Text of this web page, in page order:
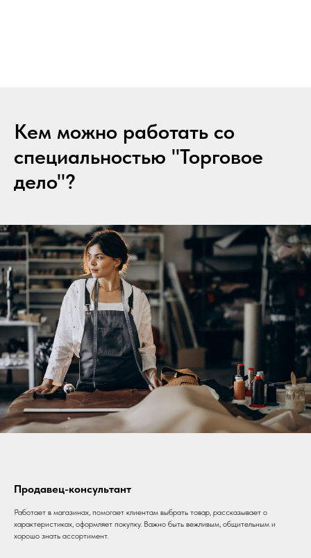
Кем можно работать со
специальностью "Торговое
дело"?
Продавец-консультант
Работает в магазинах, помогает клиентам выбрать товар, рассказывает о
характеристиках, оформляет покупку. Важно быть вежливым, общительным и
хорошо знать ассортимент.